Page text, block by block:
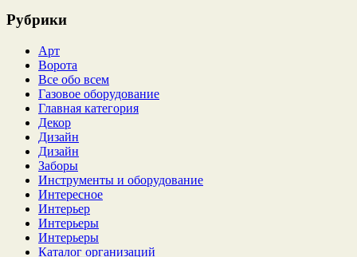
Рубрики
Арт
Ворота
Все обо всем
Газовое оборудование
Главная категория
Декор
Дизайн
Дизайн
Заборы
Инструменты и оборудование
Интересное
Интерьер
Интерьеры
Интерьеры
Каталог организаций